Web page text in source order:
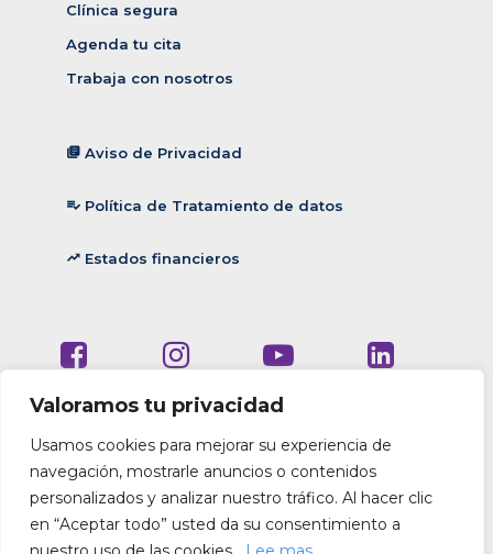
Valoramos tu privacidad
Usamos cookies para mejorar su experiencia de
navegación, mostrarle anuncios o contenidos
personalizados y analizar nuestro tráfico. Al hacer clic
en “Aceptar todo” usted da su consentimiento a
Clínica segura
Agenda tu cita
Trabaja con nosotros
library_books Aviso de Privacidad
playlist_add_check Política de Tratamiento de datos
trending_up Estados financieros
Copyright © 2026 Clínica de Oftalmología de Cali S.A.